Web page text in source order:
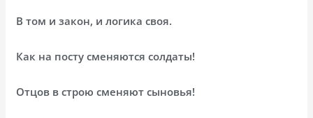
В том и закон, и логика своя.
Как на посту сменяются солдаты!
Отцов в строю сменяют сыновья!